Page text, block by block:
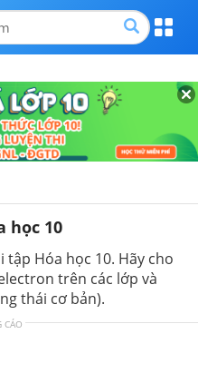
học 10
tập Hóa học 10. Hãy cho
trên các lớp và
thái cơ bản).
CÁO